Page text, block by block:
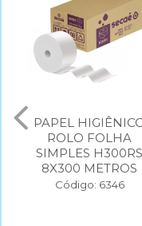
PAPEL
ROLO FOLHA
SIMPLES H300RS
8X300 METROS
Código: 6346